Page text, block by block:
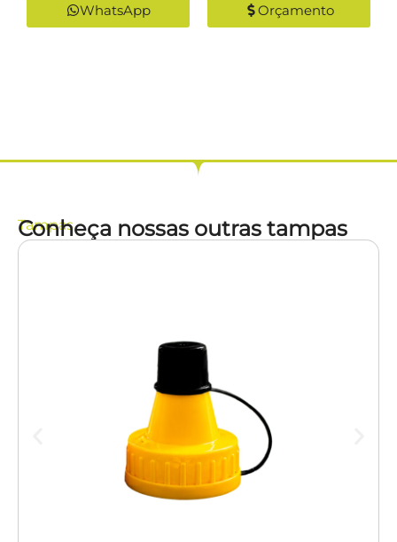
WhatsApp Orçamento
Tampas
Conheça nossas outras tampas